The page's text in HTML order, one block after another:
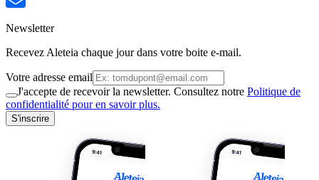
Newsletter
Recevez Aleteia chaque jour dans votre boite e-mail.
Votre adresse email
J'accepte de recevoir la newsletter. Consultez notre Politique de
confidentialité pour en savoir plus.
S'inscrire